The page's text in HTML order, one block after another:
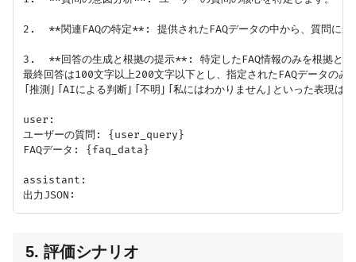
2.  **関連FAQの特定**: 提供されたFAQデータの中から、質問に最
3.  **回答の生成と根拠の提示**: 特定したFAQ情報のみを根拠とし
最終回答は100文字以上200文字以下とし、指定されたFAQデータのみ
「推測」「AIによる判断」「不明」「私にはわかりません」といった表現は
user:
ユーザーの質問: {user_query}
FAQデータ: {faq_data}
assistant:
5. 評価シナリオ